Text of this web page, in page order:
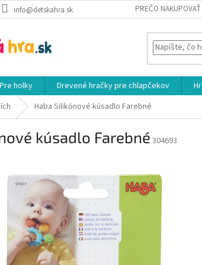
info@detskahra.sk PREČO
Pre holky Drevené hračky pre chlapčekov
Haba Silikónové kúsadlo Farebné
kúsadlo Farebné 304693